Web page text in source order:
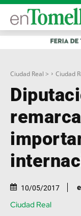
Ciudad Real > Ciudad
10/05/2017
Ciudad Real